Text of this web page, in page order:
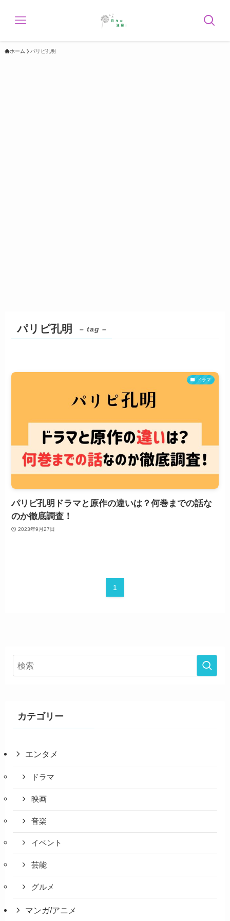
ホーム パリピ孔明
パリピ孔明 – tag –
ドラマ
パリピ孔明ドラマと原作の違いは？何巻までの話な
のか徹底調査！
2023年9月27日
1
カテゴリー
エンタメ
ドラマ
映画
音楽
イベント
芸能
グルメ
マンガ/アニメ